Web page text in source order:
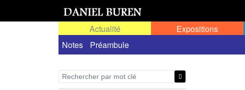
Actualité Expositions
Notes
Préambule